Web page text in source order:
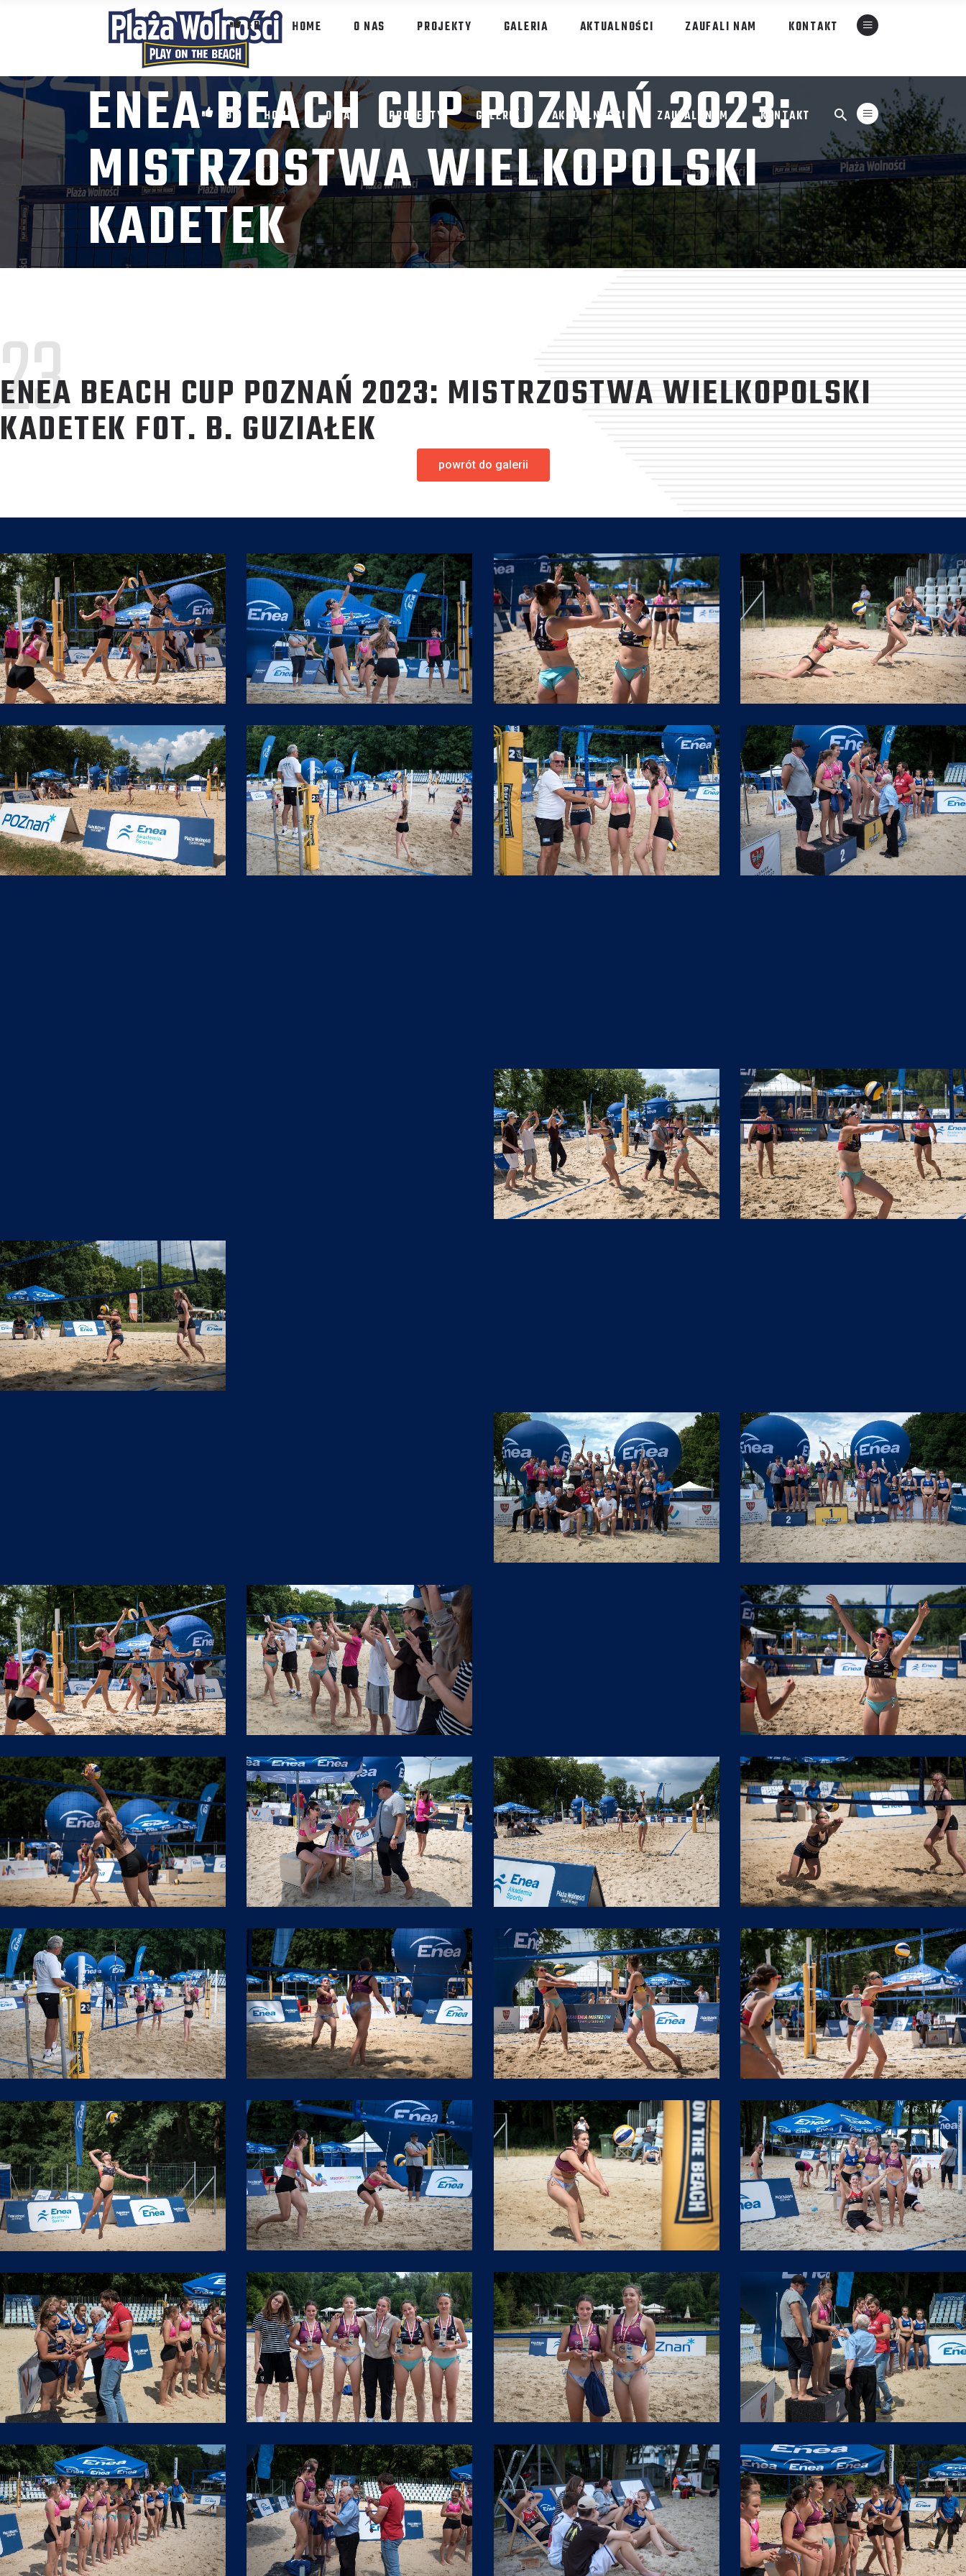
FB HOME O NAS PROJEKTY GALERIA AKTUALNOŚCI ZAUFALI NAM KONTAKT
FB HOME O NAS PROJEKTY GALERIA AKTUALNOŚCI ZAUFALI NAM KONTAKT
ENEA BEACH CUP POZNAŃ 2023:
MISTRZOSTWA WIELKOPOLSKI
KADETEK
ENEA BEACH CUP POZNAŃ 2023: MISTRZOSTWA WIELKOPOLSKI
KADETEK FOT. B. GUZIAŁEK
23
powrót do galerii